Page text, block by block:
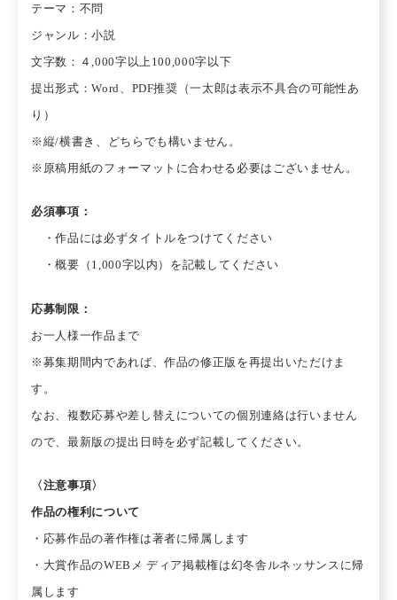
テーマ：不問
ジャンル：小説
文字数：４,000字以上100,000字以下
提出形式：Word、PDF推奨（一太郎は表示不具合の可能性あ
り）
※縦/横書き、どちらでも構いません。
※原稿用紙のフォーマットに合わせる必要はございません。
必須事項：
・作品には必ずタイトルをつけてください
・概要（1,000字以内）を記載してください
応募制限：
お一人様一作品まで
※募集期間内であれば、作品の修正版を再提出いただけま
す。
なお、複数応募や差し替えについての個別連絡は行いません
ので、最新版の提出日時を必ず記載してください。
〈注意事項〉
作品の権利について
・応募作品の著作権は著者に帰属します
・大賞作品のWEBメ ディア掲載権は幻冬舎ルネッサンスに帰
属します